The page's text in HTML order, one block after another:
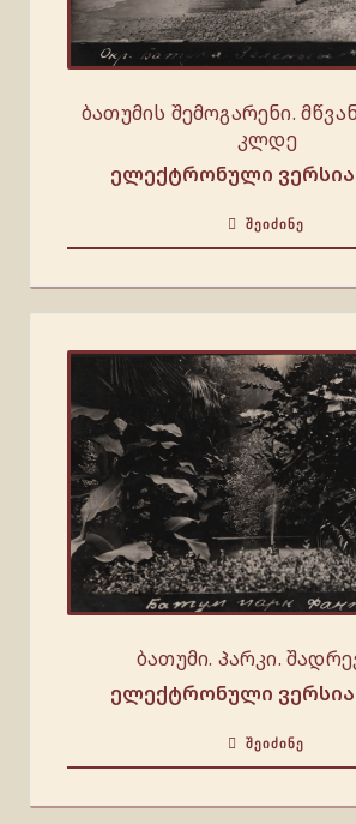
ბათუმის შემოგარენი.
კლდე
ელექტრონული ვერსია
ᲨᲔᲘᲫᲘᲜᲔ
ბათუმი. Პარკი.
ელექტრონული ვერსია
ᲨᲔᲘᲫᲘᲜᲔ